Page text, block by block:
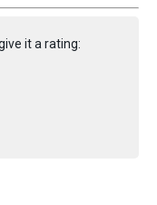
it a rating: